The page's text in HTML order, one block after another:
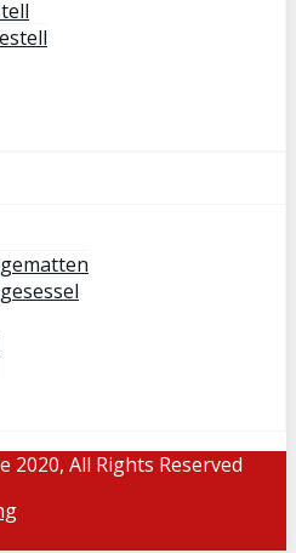
2020, All Rights Reserved